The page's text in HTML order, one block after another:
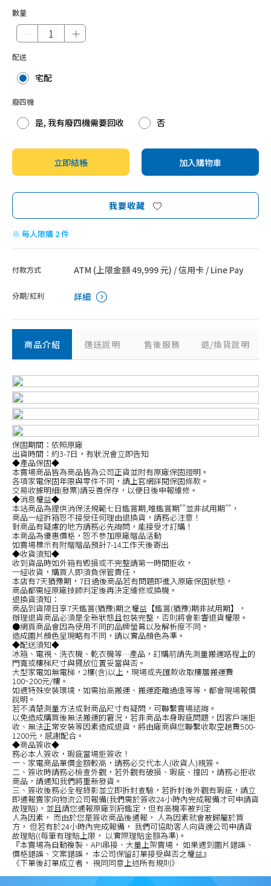
MIDEA 美的
GREE 格力
數量
＋
配送
宅配
廢四機
是, 我有廢四機需要回收 否
立即結帳 加入購物車
我要收藏
※ 每人限購 2 件
付款方式 ATM (上限金額 49,999 元) / 信用卡 / Line Pay
分期/紅利 詳細
商品介紹 運送說明 售後服務 退/換貨說明
保固期間：依照原廠
出貨時間：約3-7日，有狀況會立即告知
◆產品保固◆
本賣場商品皆為商品皆為公司正貨並附有原廠保固證明。
各項家電保固年限與零件不同，請上官網詳閱保固條款。
交易收據明細(發票)請妥善保存，以便日後申報維修。
◆消息權益◆
本站商品為提供消保法規範七日鑑賞期,唯鑑賞期""並非試用期""，
商品一經拆箱恕不接受任何理由退換貨，請務必注意！
對商品有疑慮的地方請務必先詢問，能接受才訂購！
本商品為優惠價格，恕不參加原廠贈品活動
如賣場標示有附贈贈品預計7-14工作天後寄出
◆收貨須知◆
收到貨品時如外箱有毀損或不完整請第一時間拒收，
一經收貨，購買人即須負保管責任，
本店有7天猶豫期，7日過後商品若有問題即進入原廠保固狀態，
商品都需經原廠技師判定後再決定維修或換機。
退換貨須知：
商品到貨隔日享7天鑑賞(猶豫)期之權益【鑑賞(猶豫)期非試用期】，
辦理退貨商品必須是全新狀態且包裝完整，否則將會影響退貨權限。
●網頁商品會因為使用不同的品牌螢幕以及解析度不同，
造成圖片顏色呈現略有不同，請以實品顏色為準。
◆配送須知◆
冰箱、電視、洗衣機、乾衣機等…產品，訂購前請先測量搬運路程上的
門寬或樓梯尺寸與擺放位置妥當與否。
大型家電如無電梯，2樓(含)以上，現場或先匯款收取樓層搬運費
100~200元/樓。
如遇特殊安裝環境，如需抬高搬運、搬運距離過遠等等，都會現場報價
說明。
若不清楚測量方法或對商品尺寸有疑問，可聯繫賣場諮詢。
以免造成購買後無法搬運的窘況，若非商品本身瑕疵問題，因客戶端拒
收、無法正常安裝等因素造成退貨，將由廠商與您聯繫收取空趟費500-
1200元，感謝配合。
◆商品簽收◆
務必本人簽收，瑕疵當場拒簽收！
一、家電商品單價金額較高，請務必交代本人(收貨人)親簽。
二、簽收時請務必檢查外觀，若外觀有破損、瑕疵、撞凹，請務必拒收
商品，請通知我們將重新發貨。
三、簽收後務必全程錄影並立即拆封查驗，若拆封後外觀有瑕疵，請立
即通報賣家向物流公司報備(我們需於簽收24小時內完成報備才可申請貨
故理賠)，並且請您通報原廠到府鑑定，但有高機率被判定
人為因素， 而由於您是簽收商品後通報， 人為因素就會被歸屬於買
方， 但若有於24小時內完成報備， 我們可協助客人向貨運公司申請貨
故理賠((每筆有理賠上限， 以實際理賠金額為準)。
『本賣場為自動複製、API串接、大量上架賣場， 如果遇到圖片錯誤、
價格錯誤、文案錯誤， 本公司保留訂單接受與否之權益』
《下單後訂單成立者， 視同同意上述所有規則》